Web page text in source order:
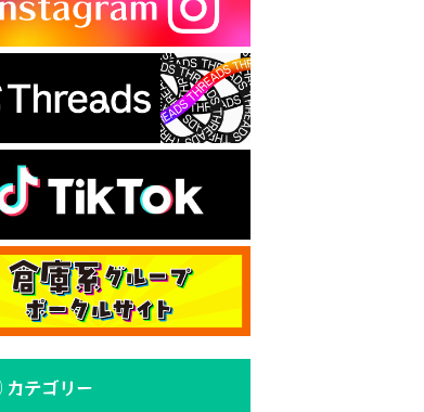
カテゴリー